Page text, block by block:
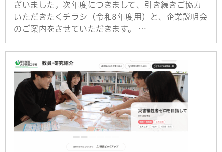
ざいました。次年度につきまして、引き続きご協力
いただきたくチラシ（令和8年度用）と、企業説明会
のご案内をさせていただきます。 …